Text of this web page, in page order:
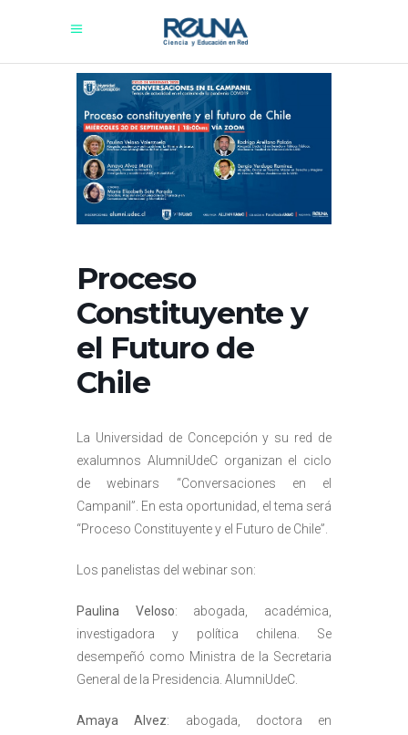
Proceso
Constituyente y
el Futuro de
Chile
La Universidad de Concepción y su red de
exalumnos AlumniUdeC organizan el ciclo
de webinars “Conversaciones en el
Campanil”. En esta oportunidad, el tema será
“Proceso Constituyente y el Futuro de Chile”.
Los panelistas del webinar son:
Paulina Veloso: abogada, académica,
investigadora y política chilena. Se
desempeñó como Ministra de la Secretaria
General de la Presidencia. AlumniUdeC.
Amaya Alvez: abogada, doctora en